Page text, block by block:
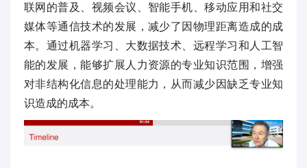
联网的普及、视频会议、智能手机、移动应用和社交
媒体等通信技术的发展，减少了因物理距离造成的成
本。通过机器学习、大数据技术、远程学习和人工智
能的发展，能够扩展人力资源的专业知识范围，增强
对非结构化信息的处理能力，从而减少因缺乏专业知
识造成的成本。